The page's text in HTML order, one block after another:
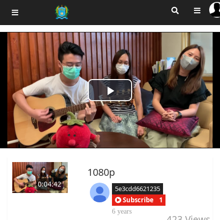
Play
Video
0:04:42
1080p
5e3cdd6621235
Subscribe
1
6 years